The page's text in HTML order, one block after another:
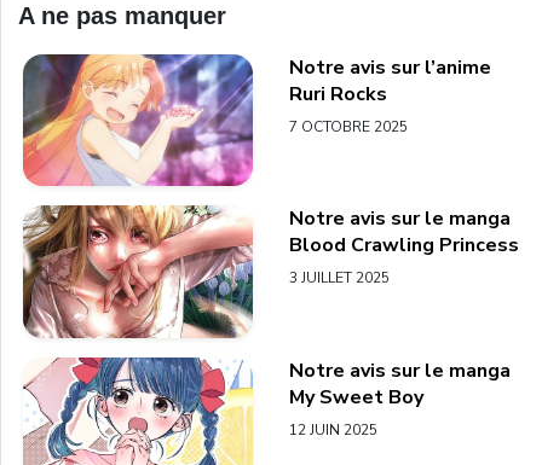
A ne pas manquer
Notre avis sur l’anime
Ruri Rocks
7 OCTOBRE 2025
Notre avis sur le manga
Blood Crawling Princess
3 JUILLET 2025
Notre avis sur le manga
My Sweet Boy
12 JUIN 2025